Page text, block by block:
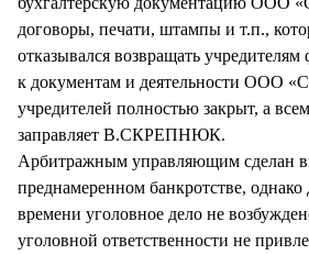
договоры, печати, штампы и т.п.,
отказывался возвращать
к документам и деятельности ООО
учредителей полностью закрыт, а
заправляет В.СКРЕПНЮК.
Арбитражным управляющим сделан
преднамеренном банкротстве, однако
времени уголовное дело не
уголовной ответственности не